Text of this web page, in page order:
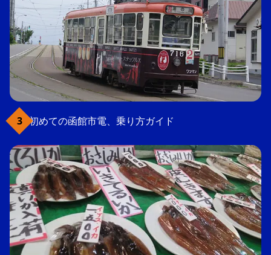
初めての函館市電、乗り方ガイド